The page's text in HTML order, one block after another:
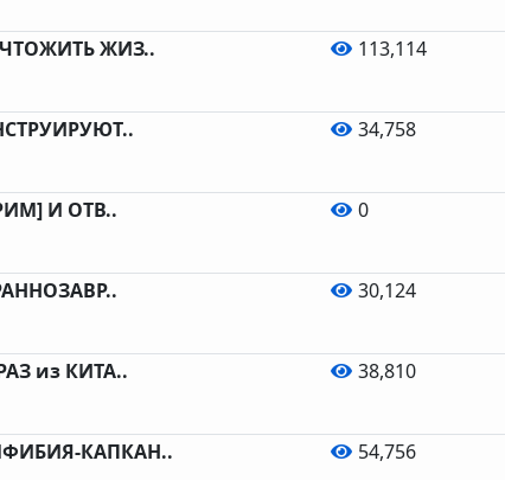
ЖИЗ.. 113,114
34,758
И ОТВ.. 0
30,124
из КИТА.. 38,810
КАПКАН.. 54,756